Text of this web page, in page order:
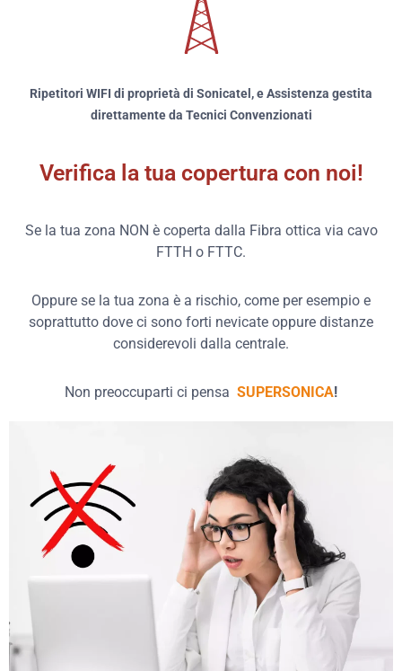
Ripetitori WIFI di proprietà di Sonicatel, e Assistenza gestita
direttamente da Tecnici Convenzionati
Verifica la tua copertura con noi!
Se la tua zona NON è coperta dalla Fibra ottica via cavo
FTTH o FTTC.
Oppure se la tua zona è a rischio, come per esempio e
soprattutto dove ci sono forti nevicate oppure distanze
considerevoli dalla centrale.
Non preoccuparti ci pensa SUPERSONICA!